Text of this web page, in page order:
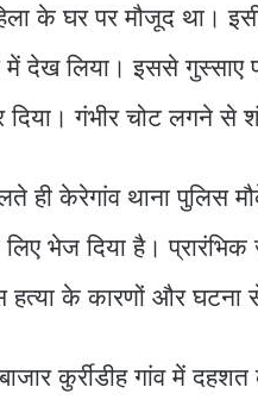
के घर पर मौजूद था। इसी
देख लिया। इससे गुस्साए
दिया। गंभीर चोट लगने से
ही केरेगांव थाना पुलिस
भेज दिया है।
हत्या के कारणों और
कुर्रीडीह गांव में